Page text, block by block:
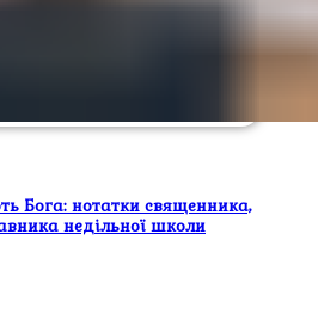
Бога: нотатки священника,
недільної школи